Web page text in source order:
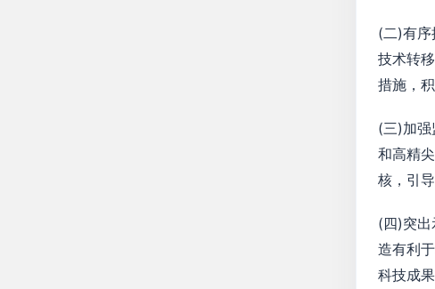
(二)有
技术转
措施，
(三)加
和高精
核，引
(四)突
造有利
科技成